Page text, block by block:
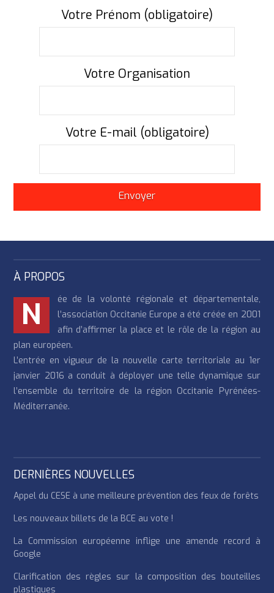
Votre Prénom (obligatoire)
Votre Organisation
Votre E-mail (obligatoire)
À PROPOS
N
ée de la volonté régionale et départementale,
l’association Occitanie Europe a été créée en 2001
afin d’affirmer la place et le rôle de la région au
plan européen.
L’entrée en vigueur de la nouvelle carte territoriale au 1er
janvier 2016 a conduit à déployer une telle dynamique sur
l’ensemble du territoire de la région Occitanie Pyrénées-
Méditerranée.
DERNIÈRES NOUVELLES
Appel du CESE à une meilleure prévention des feux de forêts
Les nouveaux billets de la BCE au vote !
La Commission européenne inflige une amende record à
Google
Clarification des règles sur la composition des bouteilles
plastiques